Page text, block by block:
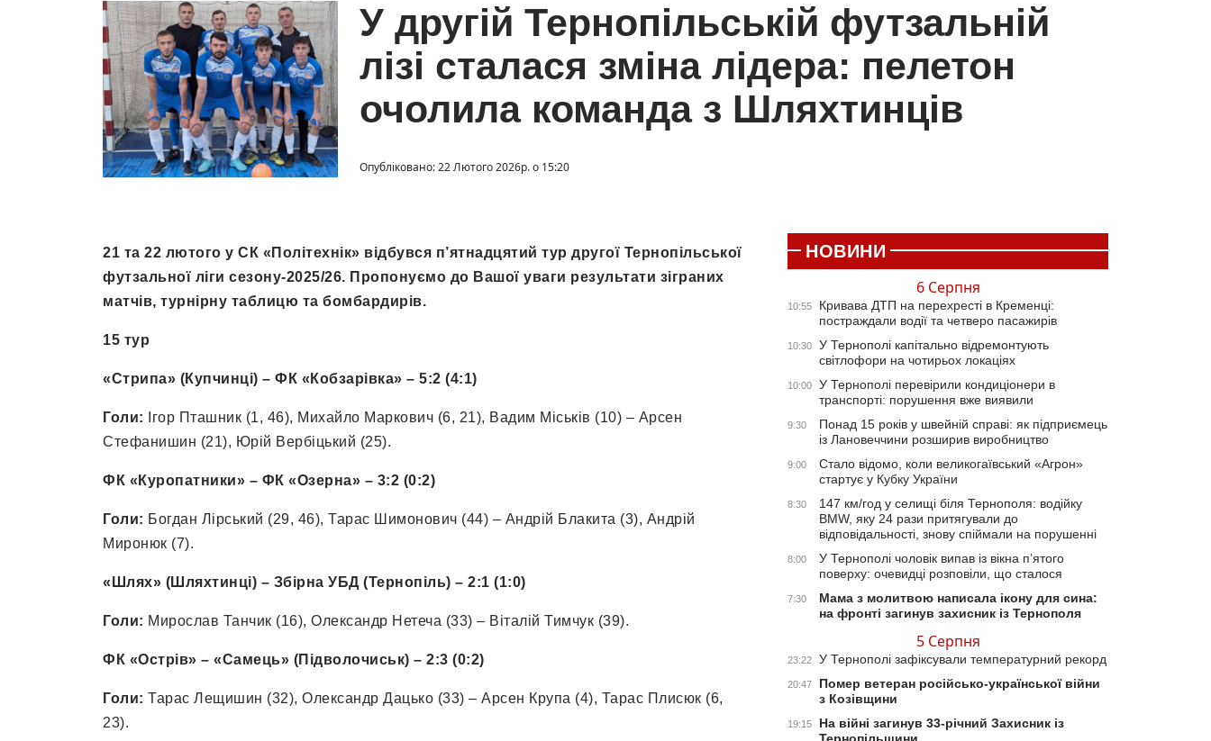
У другій Тернопільській футзальній
лізі сталася зміна лідера: пелетон
очолила команда з Шляхтинців
Опубліковано: 22 Лютого 2026р. о 15:20
21 та 22 лютого у СК «Політехнік» відбувся п’ятнадцятий тур другої Тернопільської
футзальної ліги сезону-2025/26. Пропонуємо до Вашої уваги результати зіграних
матчів, турнірну таблицю та бомбардирів.
15 тур
«Стрипа» (Купчинці) – ФК «Кобзарівка» – 5:2 (4:1)
Голи: Ігор Пташник (1, 46), Михайло Маркович (6, 21), Вадим Міськів (10) – Арсен
Стефанишин (21), Юрій Вербіцький (25).
ФК «Куропатники» – ФК «Озерна» – 3:2 (0:2)
Голи: Богдан Лірський (29, 46), Тарас Шимонович (44) – Андрій Блакита (3), Андрій
Миронюк (7).
«Шлях» (Шляхтинці) – Збірна УБД (Тернопіль) – 2:1 (1:0)
Голи: Мирослав Танчик (16), Олександр Нетеча (33) – Віталій Тимчук (39).
ФК «Острів» – «Самець» (Підволочиськ) – 2:3 (0:2)
Голи: Тарас Лещишин (32), Олександр Дацько (33) – Арсен Крупа (4), Тарас Плисюк (6,
23).
НОВИНИ
6 Серпня
10:55
Кривава ДТП на перехресті в Кременці:
постраждали водії та четверо пасажирів
10:30
У Тернополі капітально відремонтують
світлофори на чотирьох локаціях
10:00
У Тернополі перевірили кондиціонери в
транспорті: порушення вже виявили
9:30
Понад 15 років у швейній справі: як підприємець
із Лановеччини розширив виробництво
9:00
Стало відомо, коли великогаївський «Агрон»
стартує у Кубку України
8:30
147 км/год у селищі біля Тернополя: водійку
BMW, яку 24 рази притягували до
відповідальності, знову спіймали на порушенні
8:00
У Тернополі чоловік випав із вікна п’ятого
поверху: очевидці розповіли, що сталося
7:30
Мама з молитвою написала ікону для сина:
на фронті загинув захисник із Тернополя
5 Серпня
23:22 У Тернополі зафіксували температурний рекорд
20:47
Помер ветеран російсько-української війни
з Козівщини
19:15
На війні загинув 33-річний Захисник із